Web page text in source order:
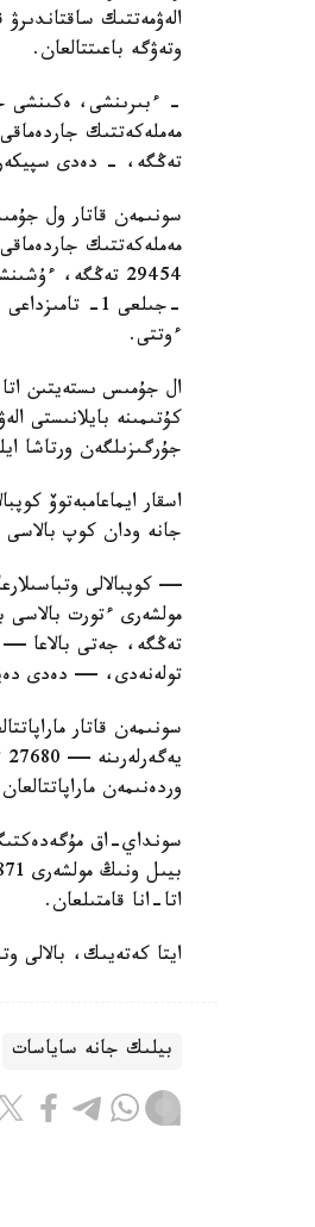
الەۋمەتتىك ساقتاندىرۋ
وتەۋگە باعىتتالعان.
تەڭگە، - دەدى سپيكەر
سونىمەن قاتار ول
ءوتتى.
ال جۇمىس ىستەيتىن اتا-
كۇتىمىنە بايلانىستى
جۇرگىزىلگەن ورتاشا ايلىق
اسقار ايماعامبەتوۆ
جانە ودان كوپ بالاسى
— كوپبالالى
تولەنەدى، — دەدى
سونىمەن قاتار
وردەنىمەن ماراپاتتالعان انالارعا 32000 تەڭگە كولەمىندە
سونداي-اق
اتا-انا قامتىلعان.
ايتا كەتەيىك، بالالى وتباسىلاردى
بيلىك جانە ساياسات